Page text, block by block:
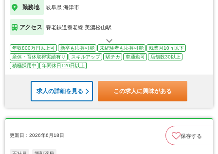
勤務地 岐阜県 海津市
アクセス 養老鉄道養老線 美濃松山駅
年収800万円以上可 新卒も応募可能 未経験者も応募可能
残業月10ｈ以下
産休・育休取得実績有り
スキルアップ 駅チカ 車通勤可
店舗数30以上
積極採用中
年間休日120日以上
求人の詳細を見る この求人に興味がある
更新日：2026年6月18日 保存する